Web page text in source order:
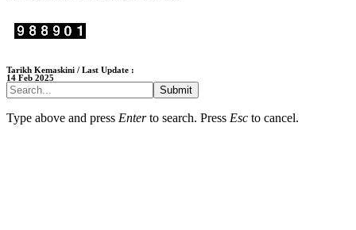
Tarikh Kemaskini / Last Update :
14 Feb 2025
Submit
Type above and press Enterto search. Press Esc to cancel.